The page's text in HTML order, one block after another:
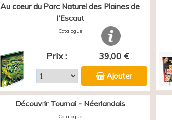
Au coeur du Parc Naturel des Plaines de
l'Escaut
Catalogue
Prix : 39,00 €
Ajouter
Découvrir Tournai - Néerlandais
Catalogue